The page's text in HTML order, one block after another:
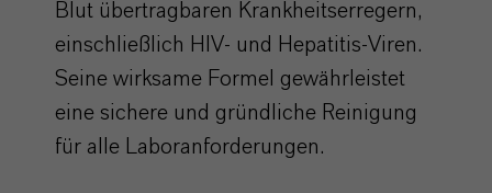
Blut übertragbaren Krankheitserregern,
einschließlich HIV- und Hepatitis-Viren.
Seine wirksame Formel gewährleistet
eine sichere und gründliche Reinigung
für alle Laboranforderungen.